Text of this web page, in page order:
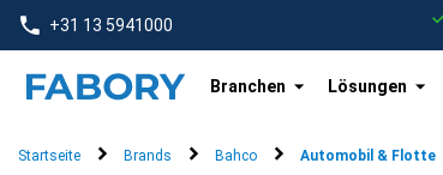
text.skipToContent
text.skipToNavigation
+31 13 5941000
Branchen Lösungen
Startseite Brands Bahco Automobil & Flotte